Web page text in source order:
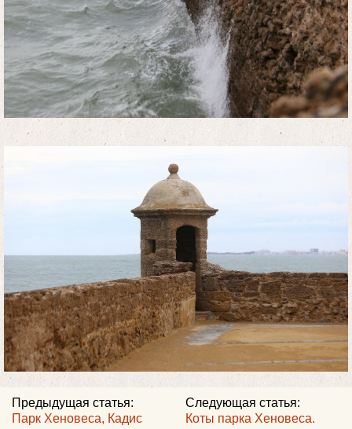
Следующая статья:
Коты парка Хеновеса.
Предыдущая статья:
Парк Хеновеса, Кадис